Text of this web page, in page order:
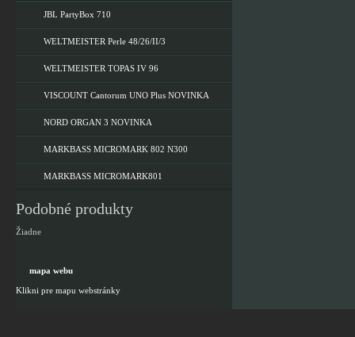
JBL PartyBox 710
WELTMEISTER Perle 48/26/II/3
WELTMEISTER TOPAS IV 96
VISCOUNT Cantorum UNO Plus NOVINKA
NORD ORGAN 3 NOVINKA
MARKBASS MICROMARK 802 N300
MARKBASS MICROMARK801
Podobné produkty
Žiadne
mapa webu
Klikni pre mapu webstránky